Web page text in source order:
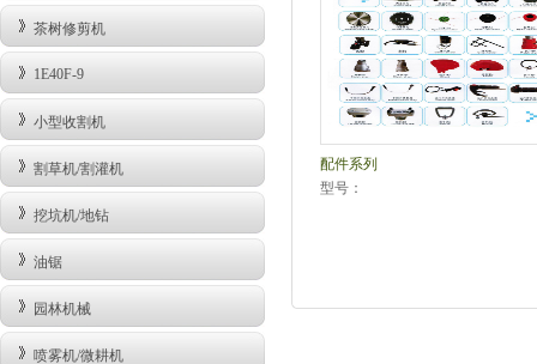
茶树修剪机
1E40F-9
小型收割机
割草机/割灌机
挖坑机/地钻
油锯
园林机械
喷雾机/微耕机
配件系列
型号：